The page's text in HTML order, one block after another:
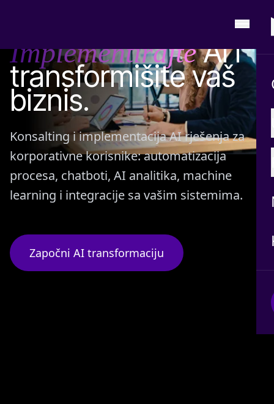
Implementirajte AI i
transformišite vaš
biznis.
Konsalting i implementacija AI rješenja za
korporativne korisnike: automatizacija
procesa, chatboti, AI analitika, machine
learning i integracije sa vašim sistemima.
Započni AI transformaciju